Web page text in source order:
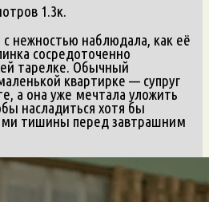
1.3к.
нежностью наблюдала, как её
сосредоточенно
тарелке. Обычный
квартирке — супруг
а она уже мечтала уложить
насладиться хотя бы
тишины перед завтрашним